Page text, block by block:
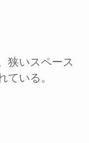
狭いスペース
ている。